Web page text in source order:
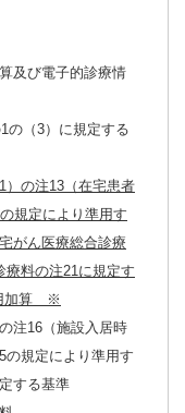
及び電子的診療情
の（3）に規定する
）の注13（在宅患者
規定により準用す
がん医療総合診療
療料の注21に規定す
加算 ※
注16（施設入居時
の規定により準用す
する基準